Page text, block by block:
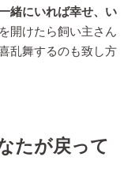
緒にいれば幸せ、い
開けたら飼い主さん
乱舞するのも致し方
たが戻って